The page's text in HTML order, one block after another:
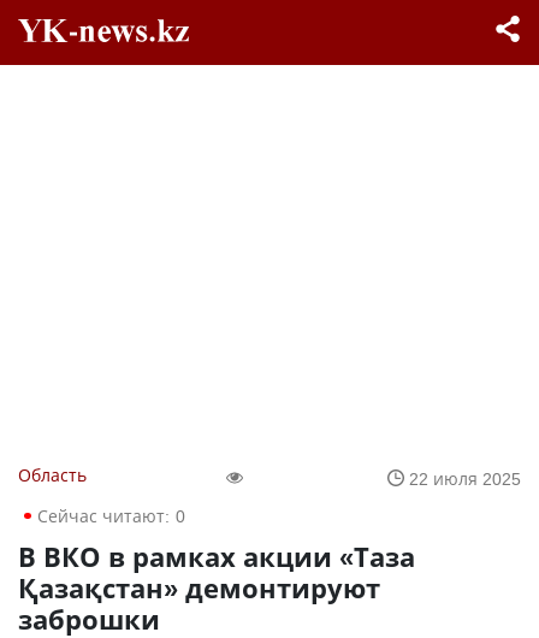
Область
22 июля 2025
Сейчас читают: 0
В ВКО в рамках акции «Таза
Қазақстан» демонтируют
заброшки